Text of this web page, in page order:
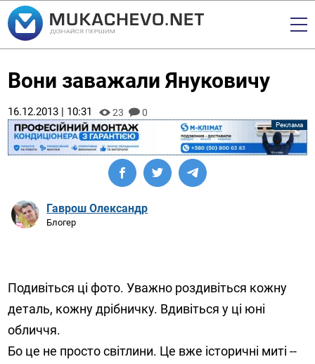
Вони заважали Януковичу
16.12.2013 | 10:31 23 0
Гаврош Олександр
Блогер
Подивіться ці фото. Уважно роздивіться кожну
деталь, кожну дрібничку. Вдивіться у ці юні
обличчя.
Бо це не просто світлини. Це вже історичні миті --